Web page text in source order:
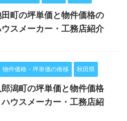
町の坪単価と物件価格の
スメーカー・工務店紹介
物件価格・坪単価の推移 秋田県
潟町の坪単価と物件価格
ウスメーカー・工務店紹